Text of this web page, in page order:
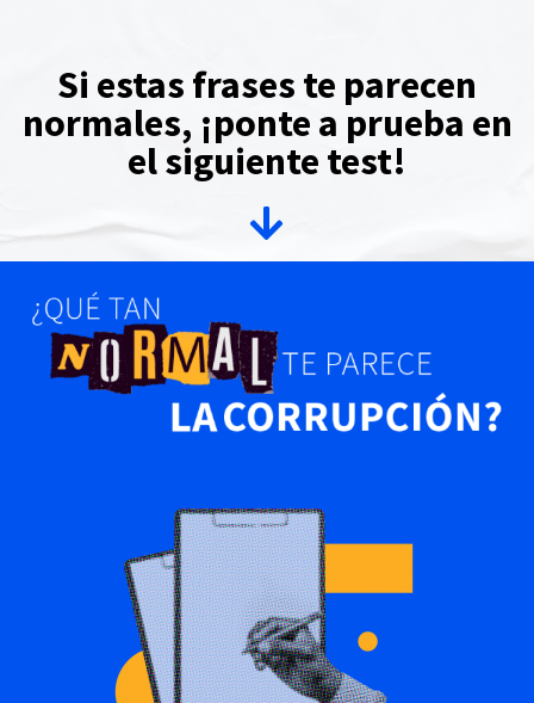
Si estas frases te parecen
normales, ¡ponte a prueba en
el siguiente test!